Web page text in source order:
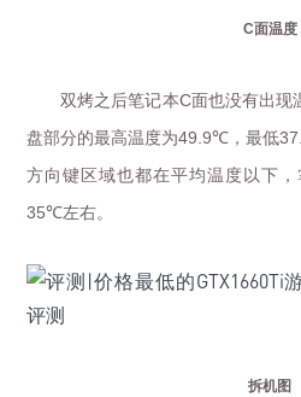
C面温度
双烤之后笔记本C面也没有出现
盘部分的最高温度为49.9℃ ，最低
方向键区域也都在平均温度以下
35℃左右。
拆机图